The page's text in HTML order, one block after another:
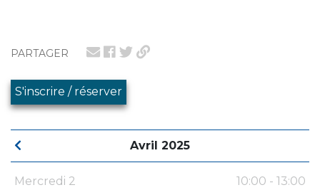
PARTAGER
S'inscrire / réserver
Avril 2025
Mercredi 2
10:00 - 13:00